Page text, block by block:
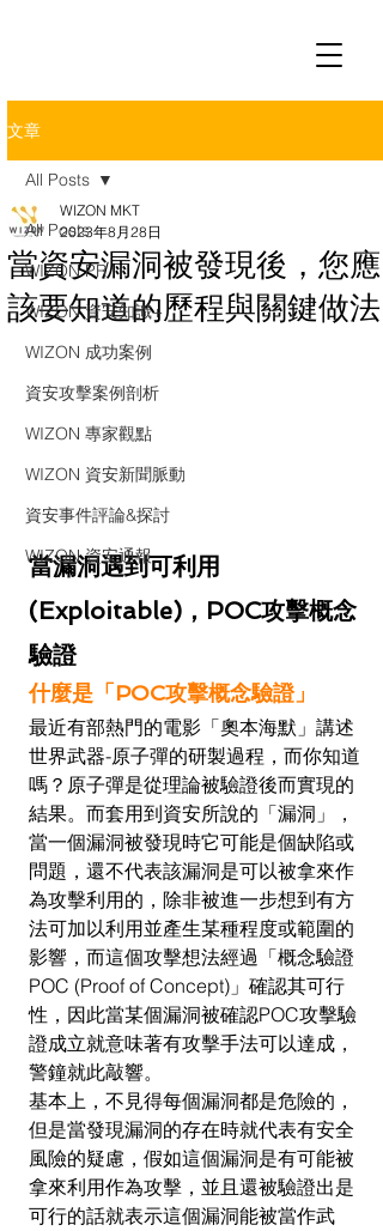
文章
All Posts
WIZON PR
WIZON 資安知識+
WIZON 成功案例
資安攻擊案例剖析
WIZON 專家觀點
WIZON 資安新聞脈動
資安事件評論&探討
WIZON 資安通報
All Posts
當資安漏洞被發現後，您應
該要知道的歷程與關鍵做法
WIZON MKT
2023年8月28日
當漏洞遇到可利用
(Exploitable)，POC攻擊概念
驗證
什麼是「POC攻擊概念驗證」
最近有部熱門的電影「奧本海默」講述
世界武器-原子彈的研製過程，而你知道
嗎？原子彈是從理論被驗證後而實現的
結果。而套用到資安所說的「漏洞」，
當一個漏洞被發現時它可能是個缺陷或
問題，還不代表該漏洞是可以被拿來作
為攻擊利用的，除非被進一步想到有方
法可加以利用並產生某種程度或範圍的
影響，而這個攻擊想法經過「概念驗證
POC (Proof of Concept)」確認其可行
性，因此當某個漏洞被確認POC攻擊驗
證成立就意味著有攻擊手法可以達成，
警鐘就此敲響。
基本上，不見得每個漏洞都是危險的，
但是當發現漏洞的存在時就代表有安全
風險的疑慮，假如這個漏洞是有可能被
拿來利用作為攻擊，並且還被驗證出是
可行的話就表示這個漏洞能被當作武